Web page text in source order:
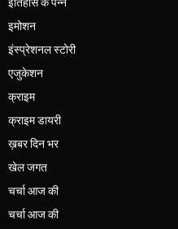
इमोशन
इंस्प्रेशनल स्टोरी
एजुकेशन
क्राइम
क्राइम डायरी
ख़बर दिन भर
खेल जगत
चर्चा आज की
चर्चा आज की